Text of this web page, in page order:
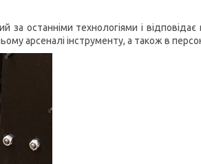
за останніми технологіями і
арсеналі інструменту, а також в